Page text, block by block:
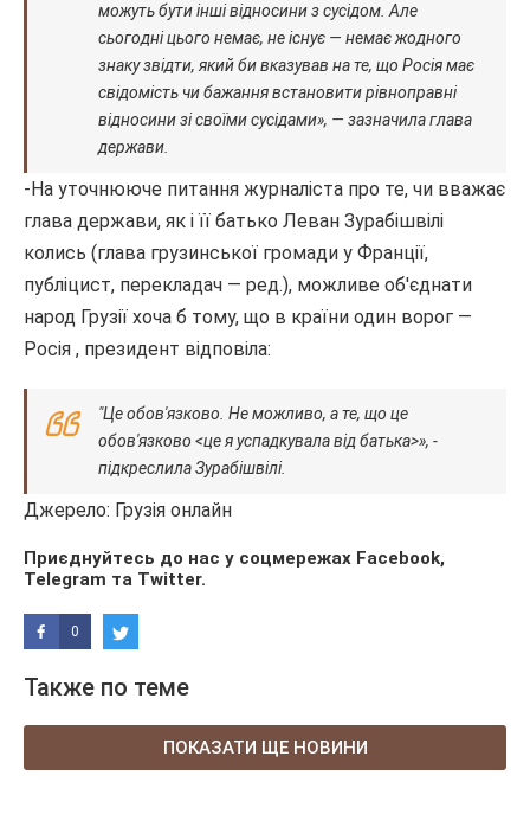
можуть бути інші відносини з сусідом. Але
сьогодні цього немає, не існує — немає жодного
знаку звідти, який би вказував на те, що Росія має
свідомість чи бажання встановити рівноправні
відносини зі своїми сусідами», — зазначила глава
держави.
-На уточнююче питання журналіста про те, чи вважає
глава держави, як і її батько Леван Зурабішвілі
колись (глава грузинської громади у Франції,
публіцист, перекладач — ред.), можливе об'єднати
народ Грузії хоча б тому, що в країни один ворог —
Росія , президент відповіла:
"Це обов'язково. Не можливо, а те, що це
обов'язково <це я успадкувала від батька>», -
підкреслила Зурабішвілі.
Джерело: Грузія онлайн
Приєднуйтесь до нас у соцмережах Facebook,
Telegram та Twitter.
0
Также по теме
ПОКАЗАТИ ЩЕ НОВИНИ